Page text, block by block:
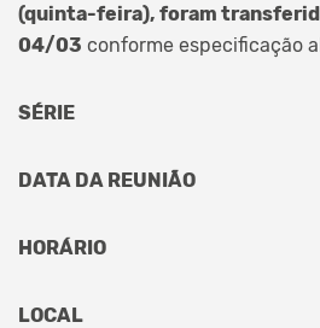
(quinta-feira), foram
04/03 conforme especificação
SÉRIE
DATA DA REUNIÃO
HORÁRIO
LOCAL